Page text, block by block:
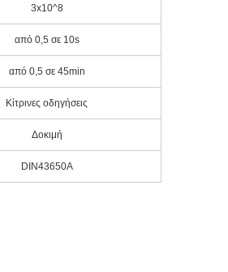
3x10^8
από 0,5 σε 10s
από 0,5 σε 45min
Κίτρινες οδηγήσεις
Δοκιμή
DIN43650A